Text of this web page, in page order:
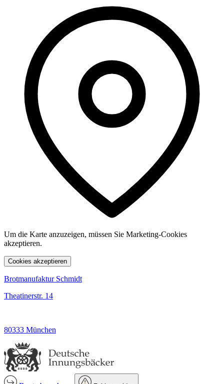
Um die Karte anzuzeigen, müssen Sie Marketing-Cookies
akzeptieren.
Cookies akzeptieren
Brotmanufaktur Schmidt
Theatinerstr. 14
80333 München